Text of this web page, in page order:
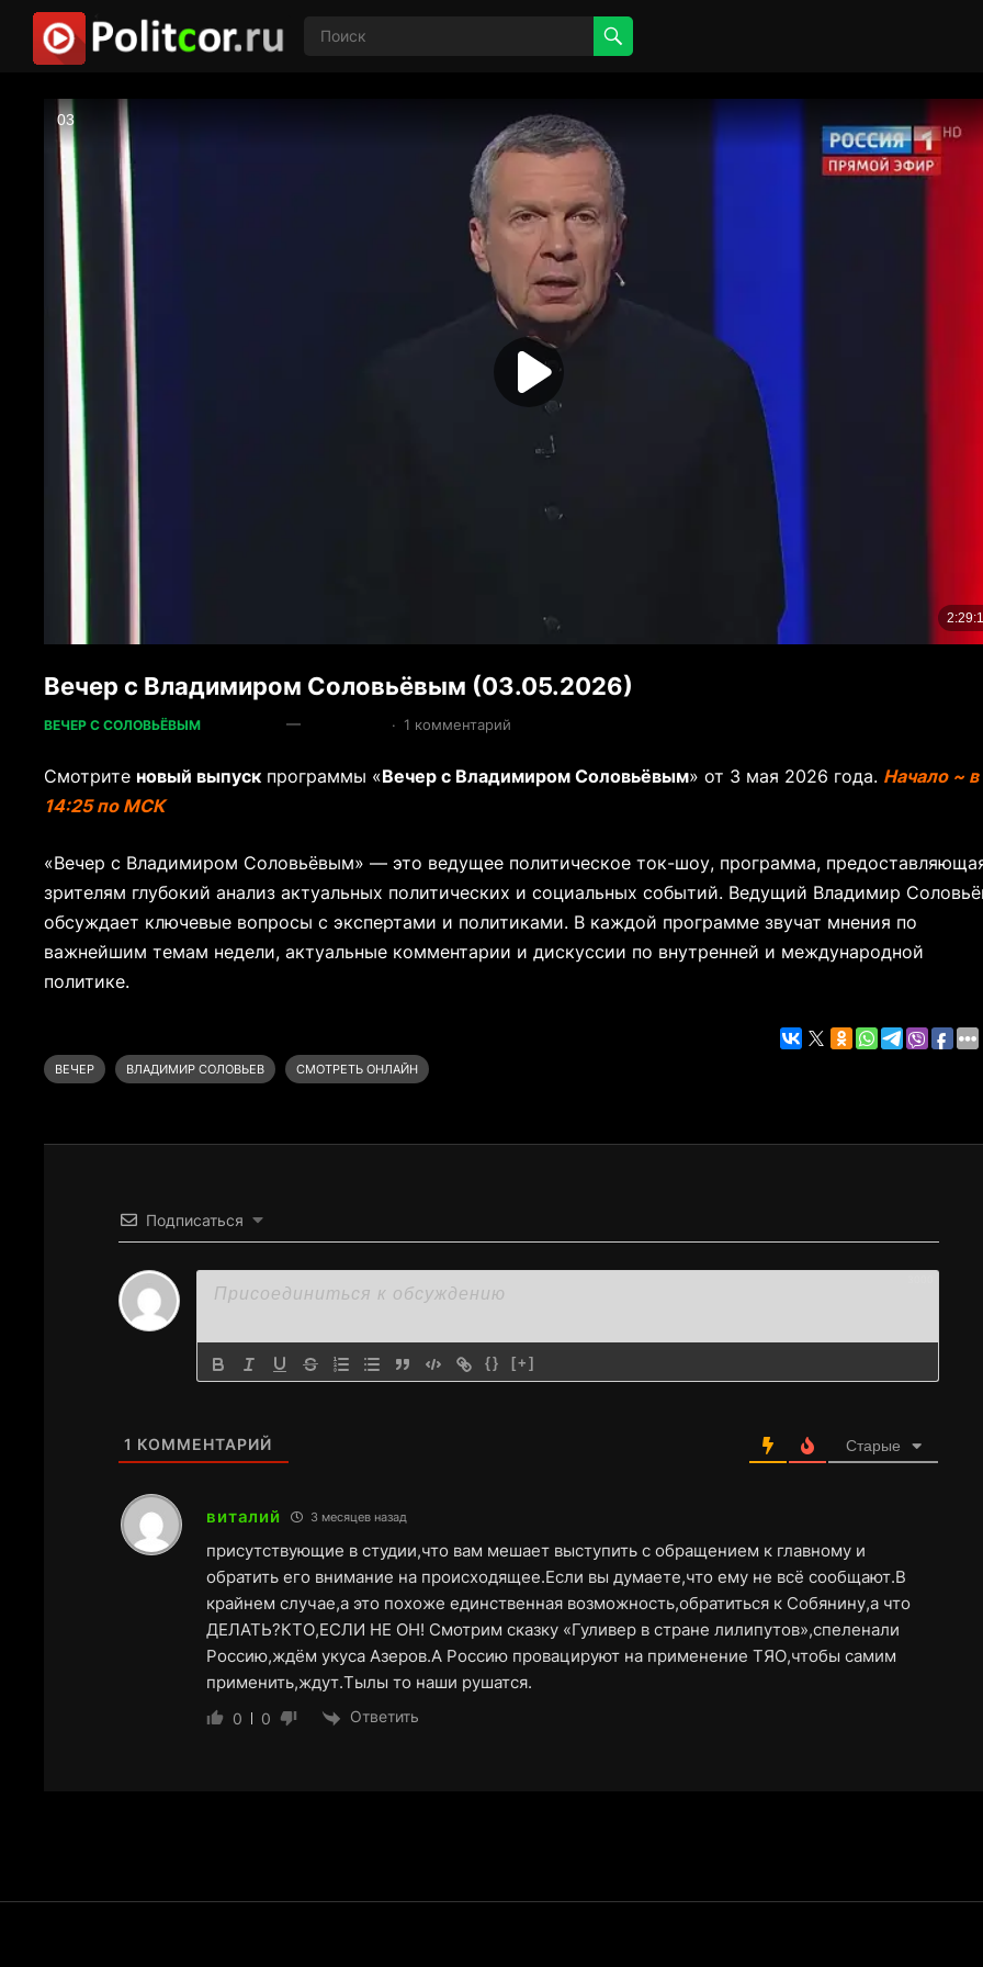
Вечер с Владимиром Соловьёвым (03.05.2026)
ВЕЧЕР С СОЛОВЬЁВЫМ — · 1 комментарий
Смотрите новый выпуск программы «Вечер с Владимиром Соловьёвым» от 3 мая 2026 года. Начало ~ в
14:25 по МСК
«Вечер с Владимиром Соловьёвым» — это ведущее политическое ток-шоу, программа,
зрителям глубокий анализ актуальных политических и социальных событий. Ведущий Владимир
обсуждает ключевые вопросы с экспертами и политиками. В каждой программе звучат мнения по
важнейшим темам недели, актуальные комментарии и дискуссии по внутренней и международной
политике.
ВЕЧЕР ВЛАДИМИР СОЛОВЬЕВ СМОТРЕТЬ ОНЛАЙН
Подписаться
{} [+]
1 КОММЕНТАРИЙ Старые
виталий 3 месяцев назад
присутствующие в студии,что вам мешает выступить с обращением к главному и
обратить его внимание на происходящее.Если вы думаете,что ему не всё сообщают.В
крайнем случае,а это похоже единственная возможность,обратиться к Собянину,а что
ДЕЛАТЬ?КТО,ЕСЛИ НЕ ОН! Смотрим сказку «Гуливер в стране лилипутов»,спеленали
Россию,ждём укуса Азеров.А Россию провацируют на применение ТЯО,чтобы самим
применить,ждут.Тылы то наши рушатся.
0 0 Ответить